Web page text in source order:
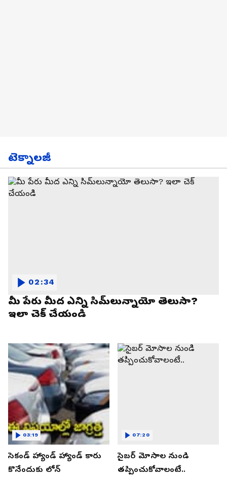
టెక్నాలజీ
మీ పేరు మీద ఎన్ని సిమ్‌లున్నాయో తెలుసా?
ఇలా చెక్ చేయండి
02:34
సెకండ్ హ్యాండ్ హ్యాండ్ కారు
కొనేందుకు లోన్
03:19
సైబర్ మోసాల నుండి
తప్పించుకోవాలంటే..
07:20